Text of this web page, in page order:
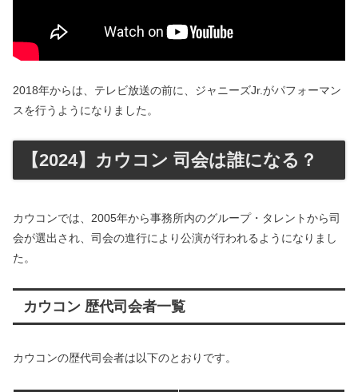
2018年からは、テレビ放送の前に、ジャニーズJr.がパフォーマン
スを行うようになりました。
【2024】カウコン 司会は誰になる？
カウコンでは、2005年から事務所内のグループ・タレントから司
会が選出され、司会の進行により公演が行われるようになりまし
た。
カウコン 歴代司会者一覧
カウコンの歴代司会者は以下のとおりです。